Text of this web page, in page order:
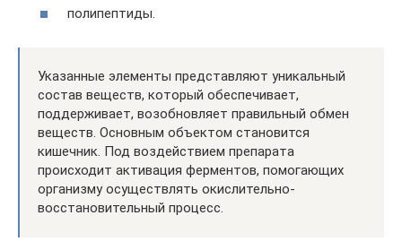
полипептиды.
Указанные элементы представляют уникальный
состав веществ, который обеспечивает,
поддерживает, возобновляет правильный обмен
веществ. Основным объектом становится
кишечник. Под воздействием препарата
происходит активация ферментов, помогающих
организму осуществлять окислительно-
восстановительный процесс.